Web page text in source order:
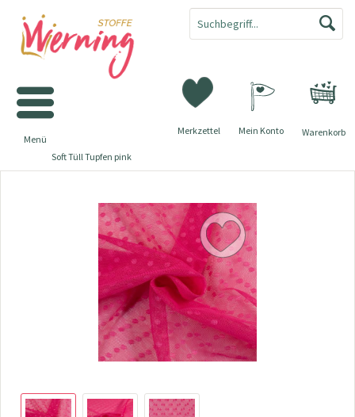
Warenkorb
Merkzettel Mein Konto
Menü
Soft Tüll Tupfen pink